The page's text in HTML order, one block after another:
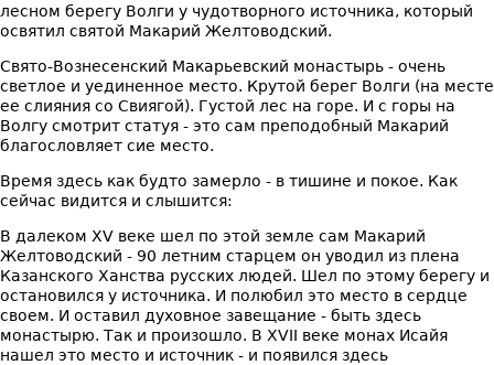
лесном берегу Волги у чудотворного источника, который
освятил святой Макарий Желтоводский.
Свято-Вознесенский Макарьевский монастырь - очень
светлое и уединенное место. Крутой берег Волги (на месте
ее слияния со Свиягой). Густой лес на горе. И с горы на
Волгу смотрит статуя - это сам преподобный Макарий
благословляет сие место.
Время здесь как будто замерло - в тишине и покое. Как
сейчас видится и слышится:
В далеком XV веке шел по этой земле сам Макарий
Желтоводский - 90 летним старцем он уводил из плена
Казанского Ханства русских людей. Шел по этому берегу и
остановился у источника. И полюбил это место в сердце
своем. И оставил духовное завещание - быть здесь
монастырю. Так и произошло. В XVII веке монах Исайя
нашел это место и источник - и появился здесь